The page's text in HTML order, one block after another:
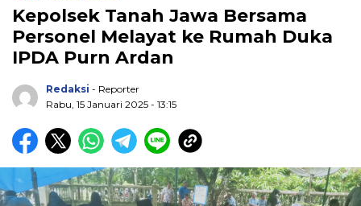
Kepolsek Tanah Jawa Bersama
Personel Melayat ke Rumah Duka
IPDA Purn Ardan
Redaksi - Reporter
Rabu, 15 Januari 2025 - 13:15